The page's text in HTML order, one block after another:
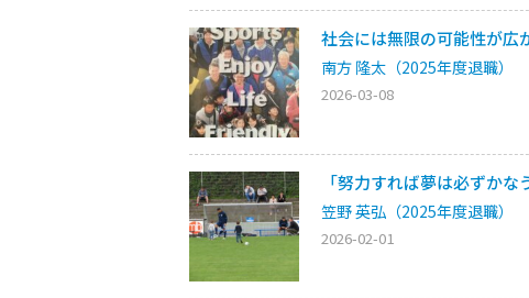
社会には無限の可能性が広
南方 隆太（2025年度退職）
2026-03-08
「努力すれば夢は必ずかな
笠野 英弘（2025年度退職）
2026-02-01